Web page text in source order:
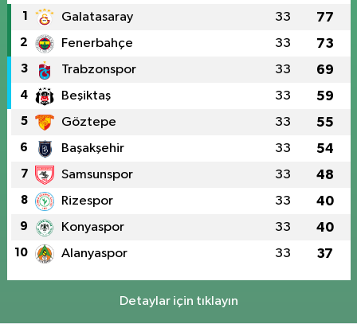
1 Galatasaray 33 77
2 Fenerbahçe 33 73
3 Trabzonspor 33 69
4 Beşiktaş 33 59
5 Göztepe 33 55
6 Başakşehir 33 54
7 Samsunspor 33 48
8 Rizespor 33 40
9 Konyaspor 33 40
10 Alanyaspor 33 37
Detaylar için tıklayın